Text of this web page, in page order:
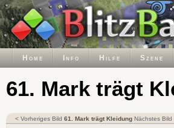
Home Info Hilfe Szene
61. Mark trägt
< Vorheriges Bild 61. Mark trägt Kleidung Nächstes Bild